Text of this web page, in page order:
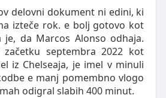
delovni dokument ni edini, ki
izteče rok. e bolj gotovo kot
je, da Marcos Alonso odhaja.
septembra 2022 kot
iz Chelseaja, je imel v minuli
e manj pomembno vlogo
odigral slabih 400 minut.